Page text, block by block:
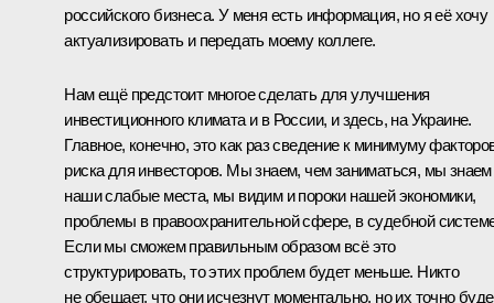
российского бизнеса. У меня есть информация, но я её хочу
актуализировать и передать моему коллеге.
Нам ещё предстоит многое сделать для улучшения
инвестиционного климата и в России, и здесь, на Украине.
Главное, конечно, это как раз сведение к минимуму
риска для инвесторов. Мы знаем, чем заниматься, мы знаем
наши слабые места, мы видим и пороки нашей экономики,
проблемы в правоохранительной сфере, в судебной
Если мы сможем правильным образом всё это
структурировать, то этих проблем будет меньше. Никто
не обещает, что они исчезнут моментально, но их точно